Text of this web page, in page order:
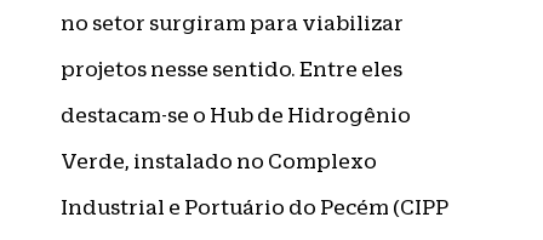
no setor surgiram para viabilizar
projetos nesse sentido. Entre eles
destacam-se o Hub de Hidrogênio
Verde, instalado no Complexo
Industrial e Portuário do Pecém (CIPP